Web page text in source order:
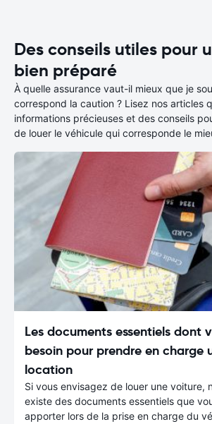
Des conseils utiles pour
bien préparé
À quelle assurance vaut-il mieux que je
correspond la caution ? Lisez nos articles
informations précieuses et des conseils
de louer le véhicule qui corresponde le
Les documents essentiels dont
besoin pour prendre en charge
location
Si vous envisagez de louer une voiture,
existe des documents essentiels que
apporter lors de la prise en charge du